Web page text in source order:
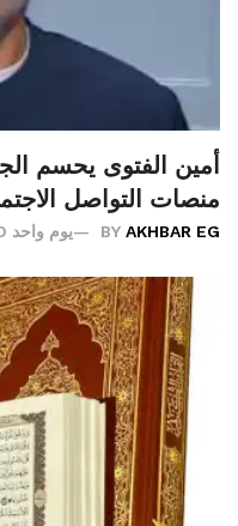
أمين الفتوى يحسم
منصات التواصل
BY AKHBAR EG يوم واحد AGO